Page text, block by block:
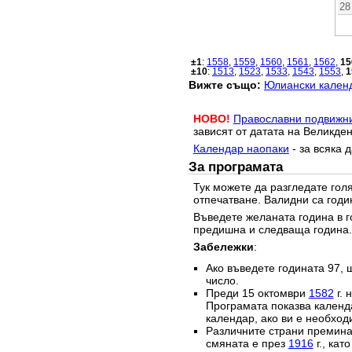
28
±1: 1558 1559 1560 1561 1562
±10: 1513 1523 1533 1543 1553
Вижте също: Юлиански
НОВО! Православни
зависят от датата на Великден.
Календар наопаки - за всяка
За програмата
Тук можете да разгледате
отпечатване. Валидни са
Въведете желаната година в
предишна и следваща година.
Забележки:
Ако въведете годината 97,
число.
Преди 15 октомври 1582 г.
Програмата показва
календар, ако ви е
Различните страни
смяната е през 1916г.,